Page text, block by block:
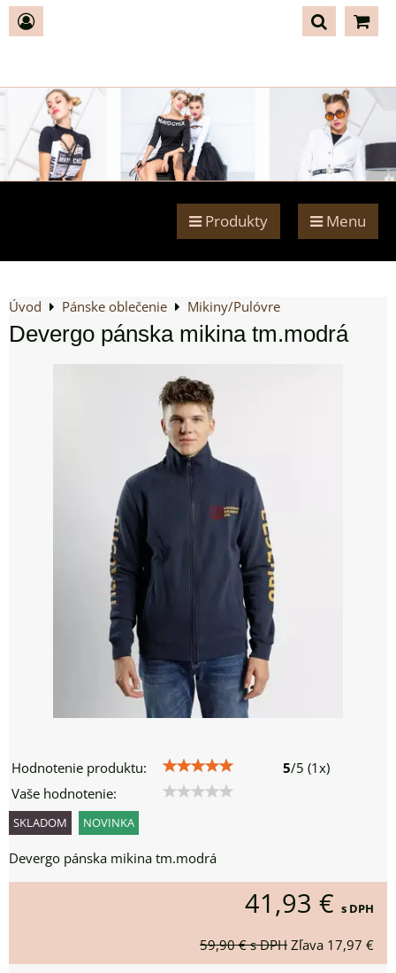
Produkty Menu
Úvod Pánske oblečenie Mikiny/Pulóvre
Devergo pánska mikina tm.modrá
Hodnotenie produktu: 5/5 (1x)
Vaše hodnotenie:
SKLADOM NOVINKA
Devergo pánska mikina tm.modrá
41,93 € s DPH
59,90 €s DPHZľava 17,97 €